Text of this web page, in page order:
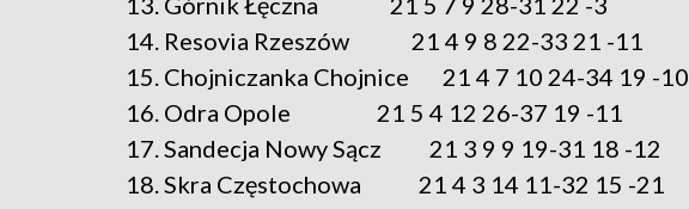
14. Resovia Rzeszów 21 4 9 8 22-33 21 -11
15. Chojniczanka Chojnice 21 4 7 10 24-34 19 -10
16. Odra Opole 21 5 4 12 26-37 19 -11
17. Sandecja Nowy Sącz 21 3 9 9 19-31 18 -12
18. Skra Częstochowa 21 4 3 14 11-32 15 -21